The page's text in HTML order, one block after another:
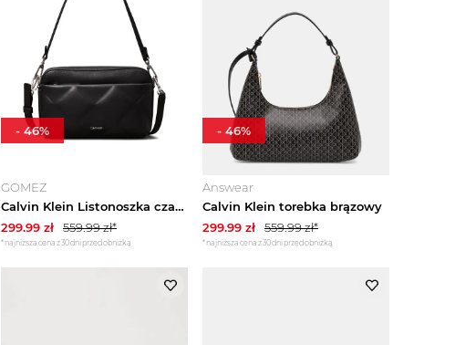
GOMEZ
Calvin Klein Listonoszka czarny
299.99 zł 559.99zł*
*najniższa cena z 30 dni przed obniżką
- 46%
Answear
Calvin Klein torebka brązowy
299.99 zł 559.99zł*
*najniższa cena z 30 dni przed obniżką
- 46%